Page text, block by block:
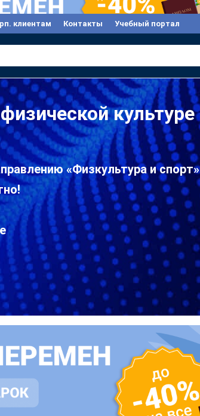
клиентам Контакты Учебный портал
культуре
«Физкультура и спорт»